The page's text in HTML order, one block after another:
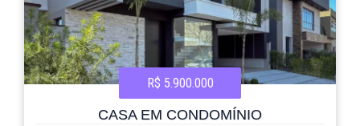
R$ 5.900.000
CASA EM CONDOMÍNIO